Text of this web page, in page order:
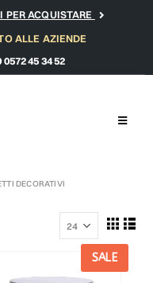
PER ACQUISTARE
ALLE AZIENDE
0572 45 34 52
DECORATIVI
SALE